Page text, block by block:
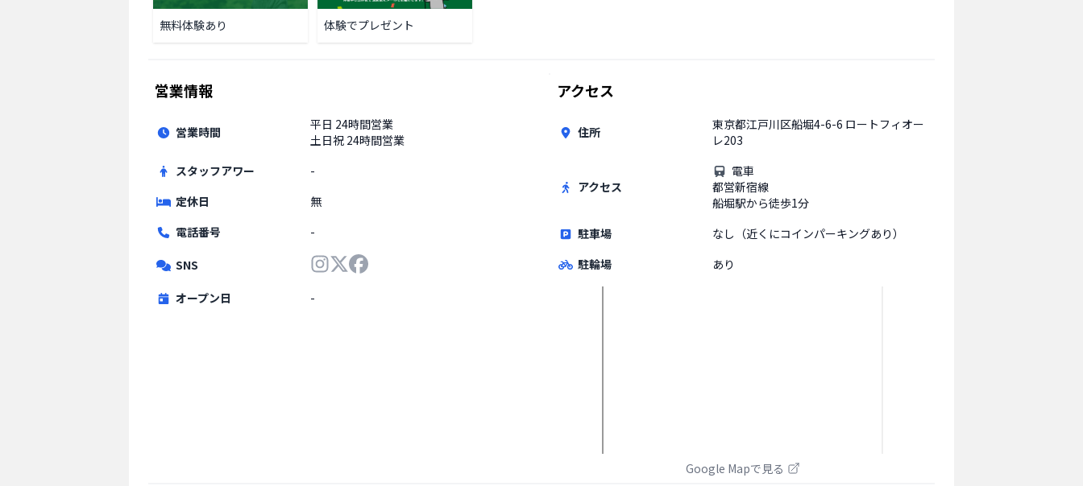
無料体験あり 体験でプレゼント
営業情報
営業時間 平日 24時間営業
土日祝 24時間営業
スタッフアワー
-
定休日
無
電話番号
-
SNS
オープン日 -
アクセス
住所
東京都江戸川区船堀4-6-6 ロートフィオー
レ203
アクセス
電車
都営新宿線
船堀駅から徒歩1分
駐車場
なし（近くにコインパーキングあり）
駐輪場
あり
Google Mapで見る